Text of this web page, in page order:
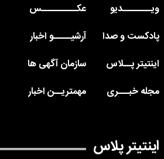
ویــــــــدیو
عکــــــــــس
پادکست و صدا
آرشیـــــو اخبار
اینتیتر پــلاس
سازمان آگهی ها
مجله خبـــری
مهمتریــن اخبار
اینتیتر پلاس